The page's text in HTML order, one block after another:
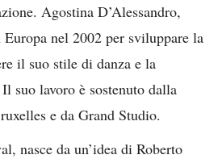
Agostina D’Alessandro,
nel 2002 per sviluppare la
il suo stile di danza e la
suo lavoro è sostenuto dalla
e da Grand Studio.
nasce da un’idea di Roberto